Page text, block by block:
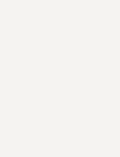
km | Mild-